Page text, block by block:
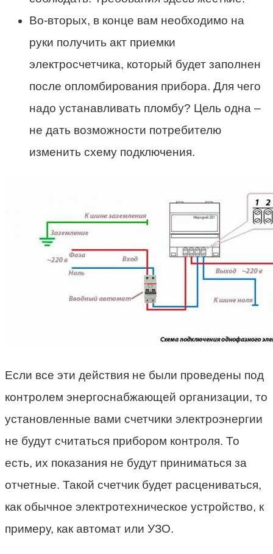
Во-вторых, в конце вам необходимо на
руки получить акт приемки
электросчетчика, который будет заполнен
после опломбирования прибора. Для чего
надо устанавливать пломбу? Цель одна –
не дать возможности потребителю
изменить схему подключения.
Если все эти действия не были проведены под
контролем энергоснабжающей организации, то
установленные вами счетчики электроэнергии
не будут считаться прибором контроля. То
есть, их показания не будут приниматься за
отчетные. Такой счетчик будет расцениваться,
как обычное электротехническое устройство, к
примеру, как автомат или УЗО.